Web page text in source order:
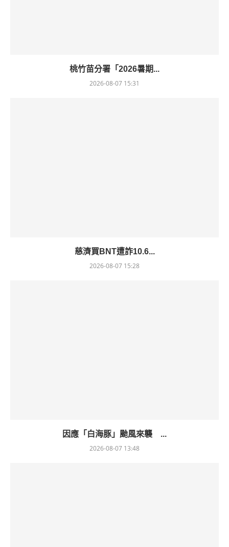
桃竹苗分署「2026暑期...
2026-08-07 15:31
慈濟買BNT遭詐10.6...
2026-08-07 15:28
因應「白海豚」颱風來襲 ...
2026-08-07 13:48